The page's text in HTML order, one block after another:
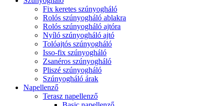
Fix keretes szúnyogháló
Rolós szúnyogháló ablakra
Rolós szúnyogháló ajtóra
Nyíló szúnyogháló ajtó
Tolóajtós szúnyogháló
Isso-fix szúnyogháló
Zsanéros szúnyogháló
Pliszé szúnyogháló
Szúnyogháló árak
Napellenző
Terasz napellenző